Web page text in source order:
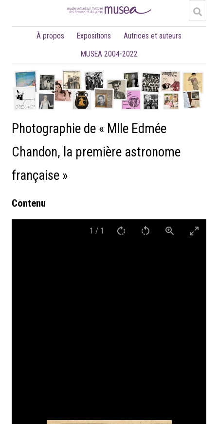
À propos Expositions
Autrices et auteurs
MUSEA 2004-2022
Photographie de « Mlle Edmée
Chandon, la première astronome
française »
Contenu
1 / 1